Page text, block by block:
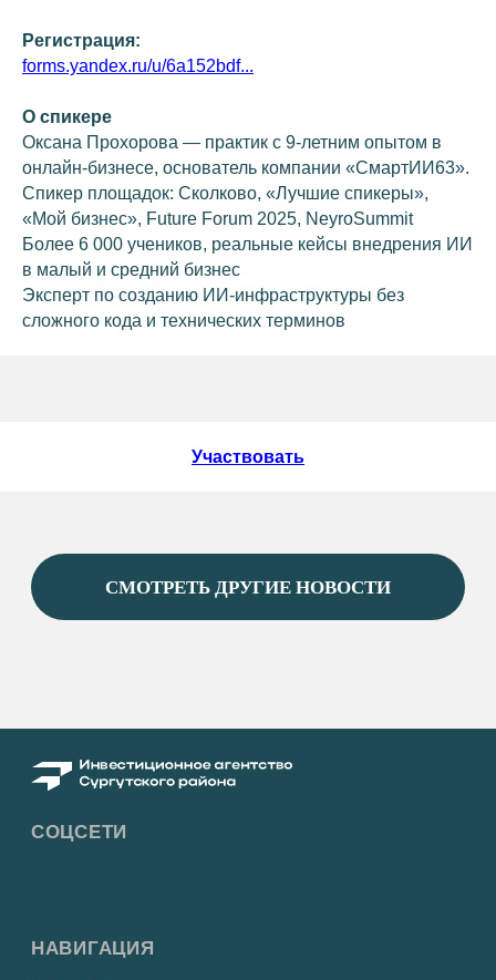
Регистрация:
forms.yandex.ru/u/6a152bdf...
О спикере
Оксана Прохорова — практик с 9-летним опытом в
онлайн-бизнесе, основатель компании «СмартИИ63».
Спикер площадок: Сколково, «Лучшие спикеры»,
«Мой бизнес», Future Forum 2025, NeyroSummit
Более 6 000 учеников, реальные кейсы внедрения ИИ
в малый и средний бизнес
Эксперт по созданию ИИ-инфраструктуры без
сложного кода и технических терминов
Участвовать
СМОТРЕТЬ ДРУГИЕ НОВОСТИ
НАВИГАЦИЯ
О ФОНДЕ
РЕЖИМ РАБОТЫ
СОЦСЕТИ
АДРЕС
Фонд «Инвестиционное агентство Сургутского
района»
628433, Россия, Тюменская область, Ханты-
Мансийский автономный округ — Югра, пгт
Белый Яр, ул. Единства, 5/2
АДМИНИСТРАЦИЯ&NBSP; СУРГУТСКОГО